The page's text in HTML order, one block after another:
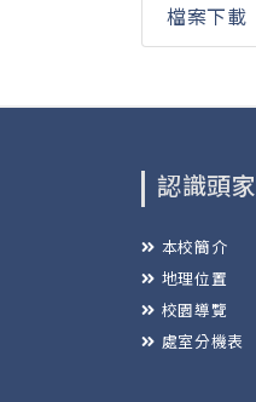
檔案下載
認識頭家
本校簡介
地理位置
校園導覽
處室分機表